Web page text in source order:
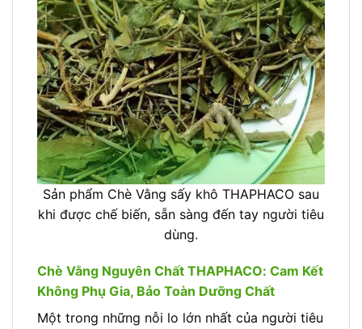
Sản phẩm Chè Vằng sấy khô THAPHACO sau
khi được chế biến, sẵn sàng đến tay người tiêu
dùng.
Chè Vằng Nguyên Chất THAPHACO: Cam Kết
Không Phụ Gia, Bảo Toàn Dưỡng Chất
Một trong những nỗi lo lớn nhất của người tiêu